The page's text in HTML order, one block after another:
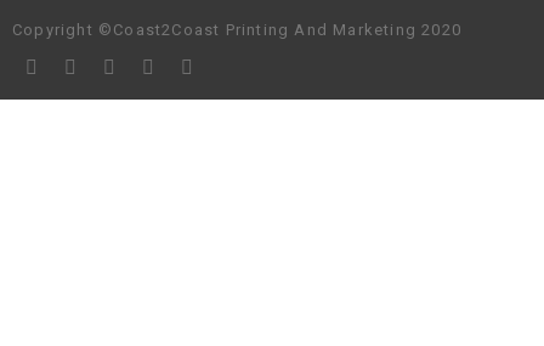
Copyright ©Coast2Coast Printing And Marketing 2020